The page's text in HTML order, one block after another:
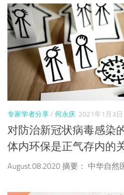
专家学者分享/ 何永庆 2021年1月3日
对防治新冠状病毒感染
体内环保是正气存内的
August.08.2020 摘要： 中华自然